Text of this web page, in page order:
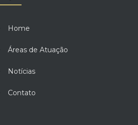
Home
Áreas de Atuação
Notícias
Contato